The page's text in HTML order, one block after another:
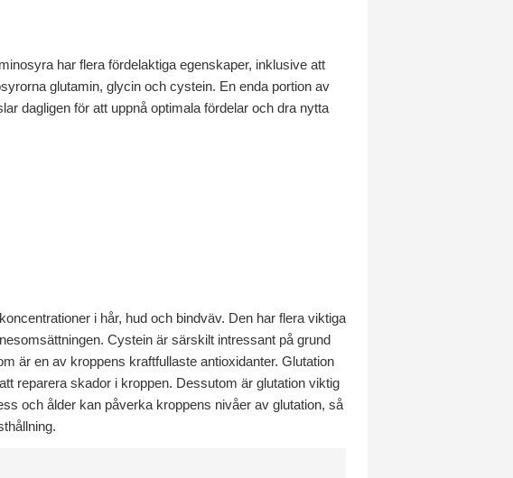
har flera fördelaktiga egenskaper, inklusive att
glutamin, glycin och cystein. En enda portion av
dagligen för att uppnå optimala fördelar och dra nytta
i hår, hud och bindväv. Den har flera viktiga
Cystein är särskilt intressant på grund
är en av kroppens kraftfullaste antioxidanter. Glutation
reparera skador i kroppen. Dessutom är glutation viktig
och ålder kan påverka kroppens nivåer av glutation, så